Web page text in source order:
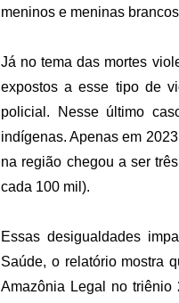
meninos e meninas
Já no tema das mortes
expostos a esse tipo de
policial. Nesse último
indígenas. Apenas em
na região chegou a ser
cada 100 mil).
Essas desigualdades
Saúde, o relatório mostra
Amazônia Legal no triênio